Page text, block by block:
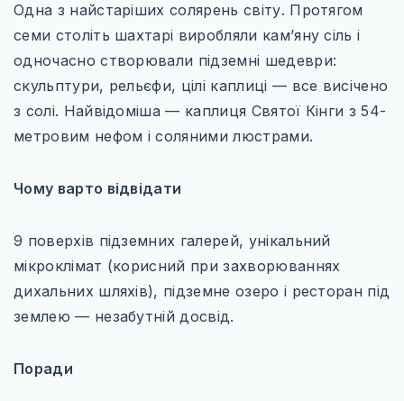
Одна з найстаріших солярень світу. Протягом
семи століть шахтарі виробляли кам’яну сіль і
одночасно створювали підземні шедеври:
скульптури, рельєфи, цілі каплиці — все висічено
з солі. Найвідоміша — каплиця Святої Кінги з 54-
метровим нефом і соляними люстрами.
Чому варто відвідати
9 поверхів підземних галерей, унікальний
мікроклімат (корисний при захворюваннях
дихальних шляхів), підземне озеро і ресторан під
землею — незабутній досвід.
Поради